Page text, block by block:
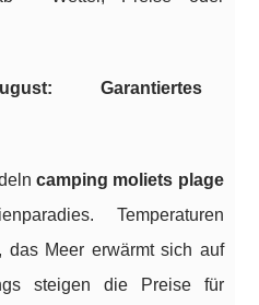
Garantiertes
camping moliets plage
Temperaturen
das Meer erwärmt sich auf
steigen die Preise für